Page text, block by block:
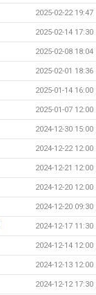
2025-02-22 19:47
2025-02-14 17:30
2025-02-08 18:04
2025-02-01 18:36
2025-01-14 16:00
2025-01-07 12:00
2024-12-30 15:00
2024-12-22 12:00
2024-12-21 12:00
2024-12-20 12:00
2024-12-20 09:30
2024-12-17 11:30
2024-12-14 12:00
2024-12-13 12:00
2024-12-12 17:30